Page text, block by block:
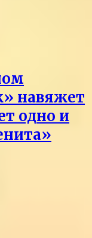
навяжет
одно и